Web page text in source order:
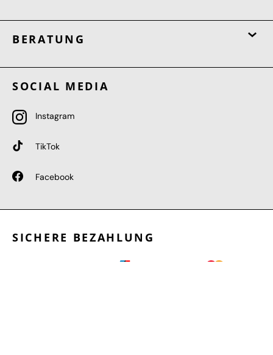
BERATUNG
SOCIAL MEDIA
Instagram
TikTok
Facebook
SICHERE BEZAHLUNG